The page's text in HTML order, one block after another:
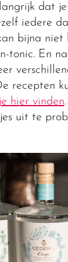
dat
iedere
bijna niet
tonic. En
recepten
hier vinden
uit te